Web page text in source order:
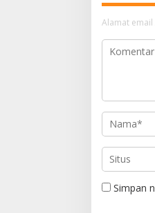
Alamat
Simpan